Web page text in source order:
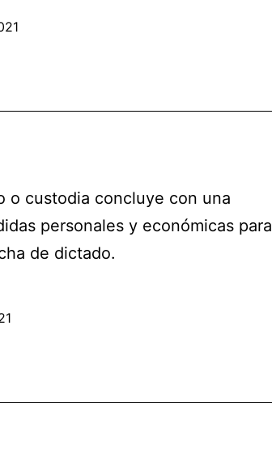
o custodia concluye con una
personales y económicas para
de dictado.